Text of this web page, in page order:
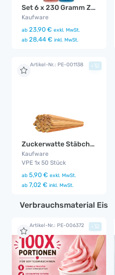
Set 6 x 230 Gramm Zuckerwatte Zucker + 100 Zuckerwattestäbe
Kaufware
ab 23,90 € exkl. MwSt.
ab 28,44 € inkl. MwSt.
Artikel-Nr.: PE-001138
Zuckerwatte Stäbchen 50x
Kaufware
VPE 1x 50 Stück
ab 5,90 € exkl. MwSt.
ab 7,02 € inkl. MwSt.
+
Verbrauchsmaterial Eis
Artikel-Nr.: PE-006372 +